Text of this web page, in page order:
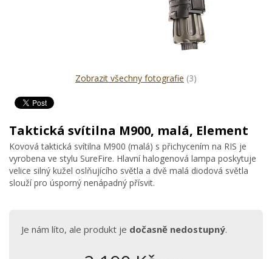
Zobrazit všechny fotografie (3)
Taktická svítilna M900, malá, Element
Kovová taktická svítilna M900 (malá) s přichycením na RIS je
vyrobena ve stylu SureFire. Hlavní halogenová lampa poskytuje
velice silný kužel oslňujícího světla a dvě malá diodová světla
slouží pro úsporný nenápadný přísvit.
Je nám líto, ale produkt je dočasně nedostupný.